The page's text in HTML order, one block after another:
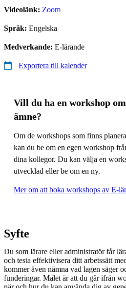
Videolänk: Zoom
Språk: Engelska
Medverkande: E-lärande
Exportera till kalender
Vill du ha en workshop
ämne?
Om de workshops som finns
kan du be om en egen workshop
dina kollegor. Du kan välja en
utvecklad eller be om en ny.
Mer om att boka workshops av E-
Syfte
Du som lärare eller administratör får
och testa effektivisera ditt arbetssätt
kommer även nämna vad lagen säger
funderingar. Målet är att du går ifrån